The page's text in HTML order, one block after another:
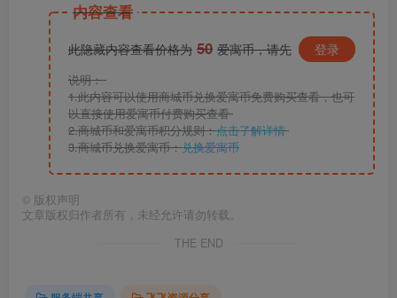
内容查看
此隐藏内容查看价格为 50 爱寓币，请先 登录
说明：
1.此内容可以使用商城币兑换爱寓币免费购买查看，也可
以直接使用爱寓币付费购买查看
2.商城币和爱寓币积分规则：点击了解详情
3.商城币兑换爱寓币：兑换爱寓币
© 版权声明
文章版权归作者所有，未经允许请勿转载。
THE END